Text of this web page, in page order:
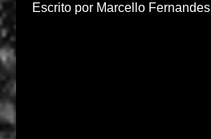
Escrito por Marcello Fernandes